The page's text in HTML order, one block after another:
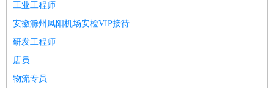
工业工程师
安徽滁州凤阳机场安检VIP接待
研发工程师
店员
物流专员